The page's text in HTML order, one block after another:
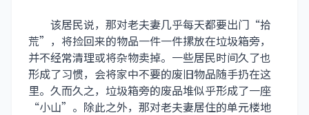
该居民说，那对老夫妻几乎每天都要出门“拾
荒”，将捡回来的物品一件一件摞放在垃圾箱旁，
并不经常清理或将杂物卖掉。一些居民时间久了也
形成了习惯，会将家中不要的废旧物品随手扔在这
里。久而久之，垃圾箱旁的废品堆似乎形成了一座
“小山”。除此之外，那对老夫妻居住的单元楼地